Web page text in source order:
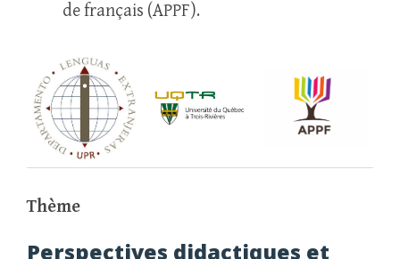
de français (APPF).
Thème
Perspectives didactiques et